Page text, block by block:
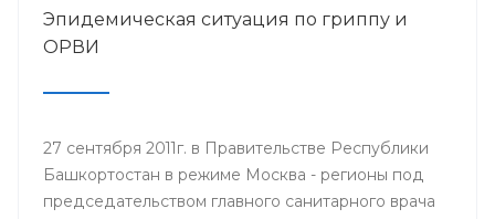
Эпидемическая ситуация по гриппу и
ОРВИ
27 сентября 2011г. в Правительстве Республики
Башкортостан в режиме Москва - регионы под
председательством главного санитарного врача